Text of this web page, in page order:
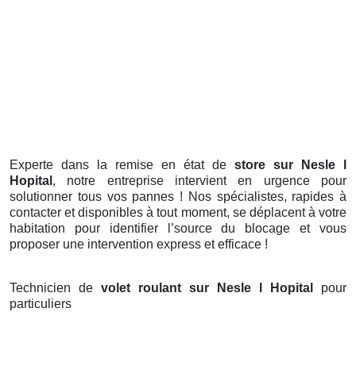
Experte dans la remise en état de store sur Nesle l
Hopital , notre entreprise intervient en urgence pour
solutionner tous vos pannes ! Nos spécialistes, rapides à
contacter et disponibles à tout moment, se déplacent à votre
habitation pour identifier l’source du blocage et vous
proposer une intervention express et efficace !
Technicien de volet roulant sur Nesle l Hopital pour
particuliers